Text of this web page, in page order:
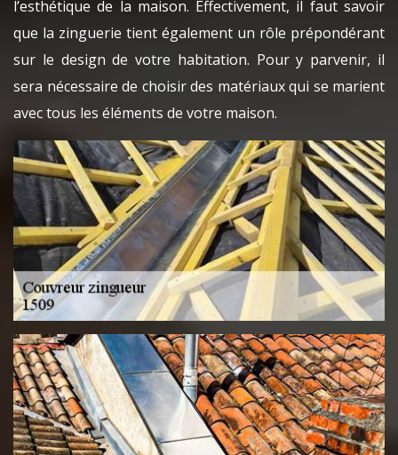
l’esthétique de la maison. Effectivement, il faut savoir
que la zinguerie tient également un rôle prépondérant
sur le design de votre habitation. Pour y parvenir, il
sera nécessaire de choisir des matériaux qui se marient
avec tous les éléments de votre maison.